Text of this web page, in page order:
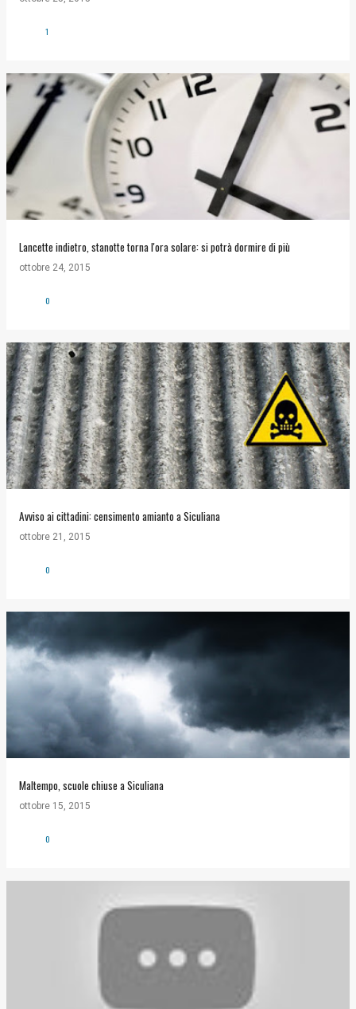
1
Lancette indietro, stanotte torna l'ora solare: si potrà dormire di più
ottobre 24, 2015
0
Avviso ai cittadini: censimento amianto a Siculiana
ottobre 21, 2015
0
Maltempo, scuole chiuse a Siculiana
ottobre 15, 2015
0